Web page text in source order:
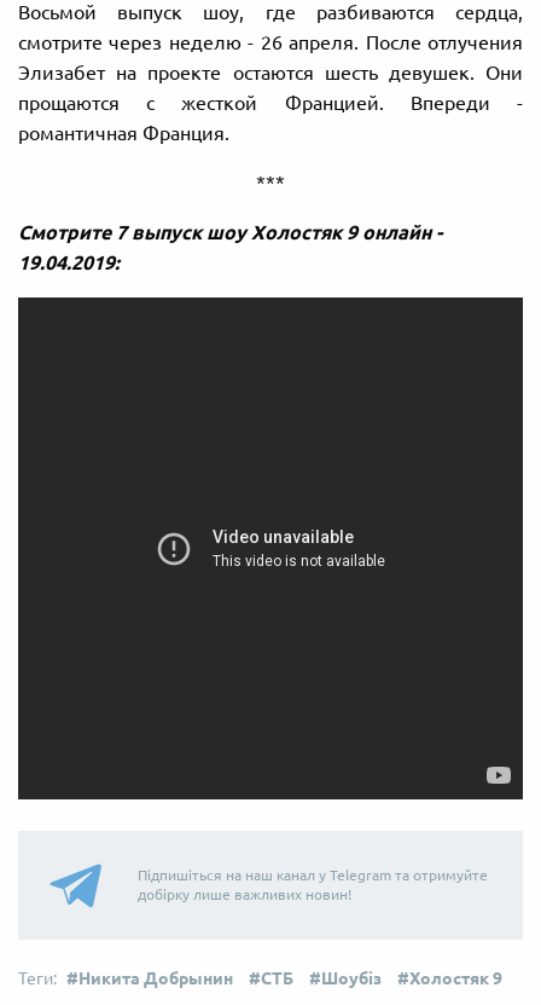
Восьмой выпуск шоу, где разбиваются сердца,
смотрите через неделю - 26 апреля. После отлучения
Элизабет на проекте остаются шесть девушек. Они
прощаются с жесткой Францией. Впереди -
романтичная Франция.
***
Смотрите 7 выпуск шоу Холостяк 9 онлайн -
19.04.2019:
Підпишіться на наш канал у Telegram та отримуйте
добірку лише важливих новин!
Никита Добрынин СТБ Шоубіз Холостяк 9